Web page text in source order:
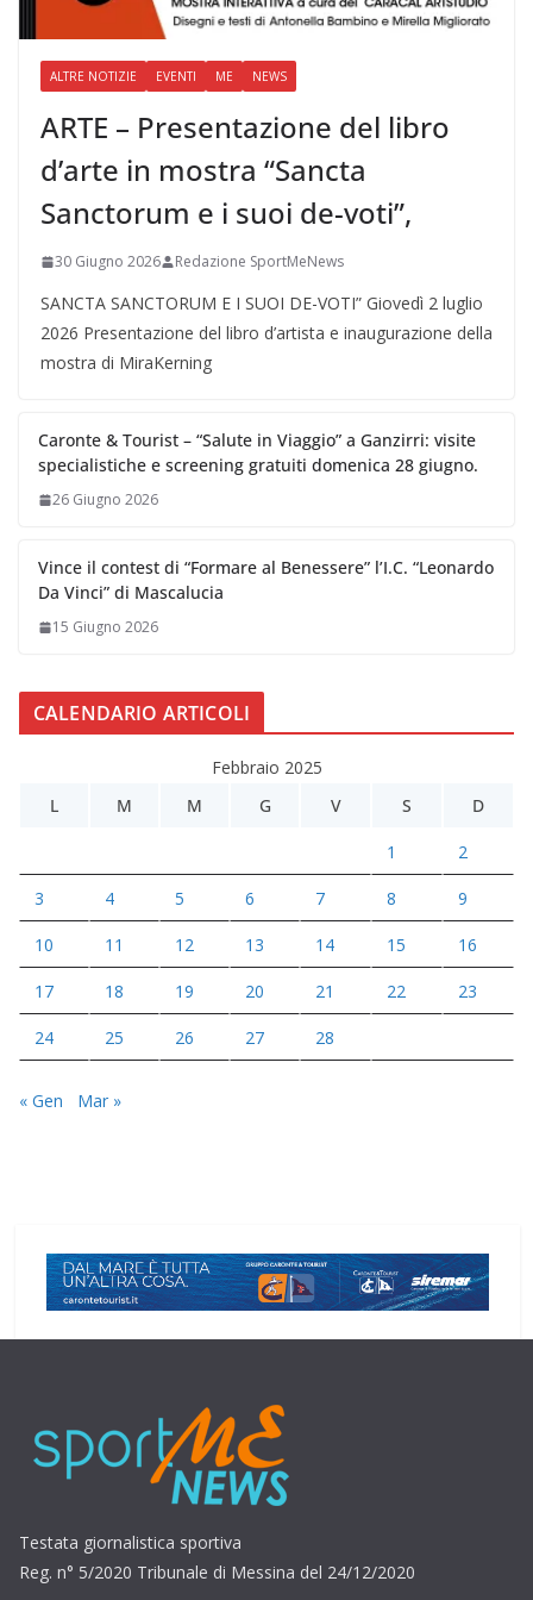
ALTRE NOTIZIE EVENTI ME NEWS
ARTE – Presentazione del libro
d’arte in mostra “Sancta
Sanctorum e i suoi de-voti”,
30 Giugno 2026 Redazione SportMeNews
SANCTA SANCTORUM E I SUOI DE-VOTI” Giovedì 2 luglio
2026 Presentazione del libro d’artista e inaugurazione della
mostra di MiraKerning
Caronte & Tourist – “Salute in Viaggio” a Ganzirri: visite
specialistiche e screening gratuiti domenica 28 giugno.
26 Giugno 2026
Vince il contest di “Formare al Benessere” l’I.C. “Leonardo
Da Vinci” di Mascalucia
15 Giugno 2026
CALENDARIO ARTICOLI
Febbraio 2025
L
M M G V S D
1 2
3 4 5 6 7 8 9
10 11 12 13 14 15 16
17 18 19 20 21 22 23
24 25 26 27 28
« Gen Mar »
Testata giornalistica sportiva
Reg. n° 5/2020 Tribunale di Messina del 24/12/2020